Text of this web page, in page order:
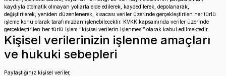
kaydıyla otomatik olmayan yollarla elde edilerek, kaydedilerek, depolanarak,
değiştirilerek, yeniden düzenlenerek, kısacası veriler üzerinde gerçekleştirilen her türlü
işleme konu olarak tarafımızdan işlenebilecektir. KVKK kapsamında veriler üzerinde
gerçekleştirilen her türlü işlem "kişisel verilerin işlenmesi” olarak kabul edilmektedir.
Kişisel verilerinizin işlenme amaçları
ve hukuki sebepleri
Paylaştığınız kişisel veriler,